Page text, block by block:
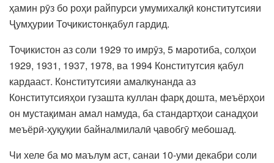
ҳамин рӯз бо роҳи райпурси умумихалқӣ конститутсияи
Ҷумҳурии Тоҷикистонқабул гардид.
Тоҷикистон аз соли 1929 то имрӯз, 5 маротиба, солҳои
1929, 1931, 1937, 1978, ва 1994 Конститутсия қабул
кардааст. Конститутсияи амалкунанда аз
Конститутсияҳои гузашта куллан фарқ дошта, меъёрҳои
он мустақиман амал намуда, ба стандартҳои санадҳои
меъёрӣ-ҳуқуқии байналмилалӣ ҷавобгӯ мебошад.
Чи хеле ба мо маълум аст, санаи 10-уми декабри соли